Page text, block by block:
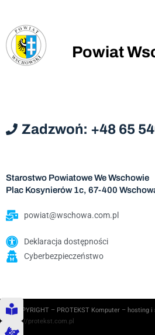
Powiat
Zadzwoń: +48 65
Starostwo Powiatowe We Wschowie
Plac Kosynierów 1c, 67-400
powiat@wschowa.com.pl
Deklaracja dostępności
Cyberbezpieczeństwo
© COPYRIGHT – PROTEKST Komputer – hosting
https://protekst.com.pl